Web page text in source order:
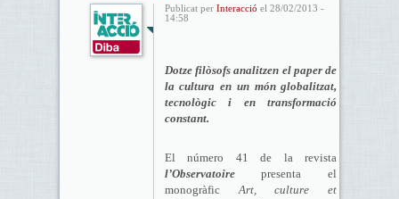
Publicat per Interacció el 28/02/2013 -
14:58
Dotze filòsofs analitzen el paper de
la cultura en un món globalitzat,
tecnològic i en transformació
constant.
El número 41 de la revista
l’Observatoirepresenta el
monogràficArt, culture et